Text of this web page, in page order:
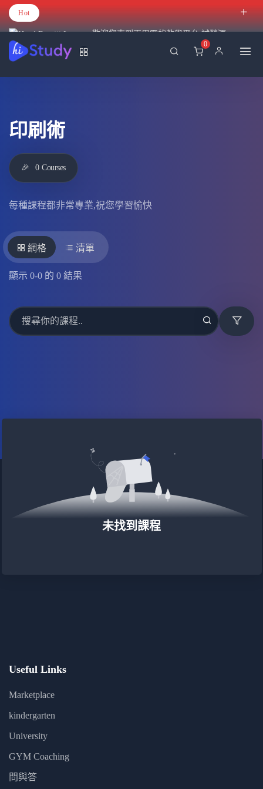
Hot
歡迎您來到百里霧的教學平台 試營運
0
印刷術
🎉 0 Courses
每種課程都非常專業,祝您學習愉快
網格 清單
顯示 0-0 的 0 結果
未找到課程
Useful Links
Marketplace
kindergarten
University
GYM Coaching
問與答